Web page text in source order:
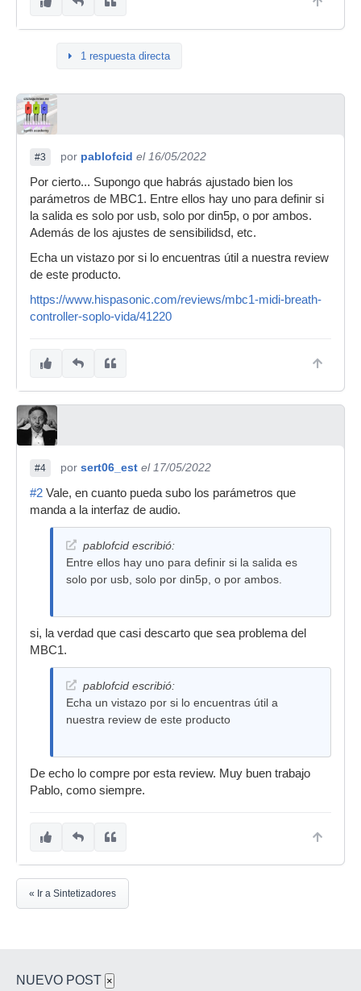
1 respuesta directa
#3 por pablofcid el 16/05/2022
Por cierto... Supongo que habrás ajustado bien los
parámetros de MBC1. Entre ellos hay uno para definir si
la salida es solo por usb, solo por din5p, o por ambos.
Además de los ajustes de sensibilidsd, etc.
Echa un vistazo por si lo encuentras útil a nuestra review
de este producto.
https://www.hispasonic.com/reviews/mbc1-midi-breath-
controller-soplo-vida/41220
#4 por sert06_est el 17/05/2022
#2 Vale, en cuanto pueda subo los parámetros que
manda a la interfaz de audio.
pablofcid escribió:
Entre ellos hay uno para definir si la salida es
solo por usb, solo por din5p, o por ambos.
si, la verdad que casi descarto que sea problema del
MBC1.
pablofcid escribió:
Echa un vistazo por si lo encuentras útil a
nuestra review de este producto
De echo lo compre por esta review. Muy buen trabajo
Pablo, como siempre.
« Ir a Sintetizadores
NUEVO POST ×